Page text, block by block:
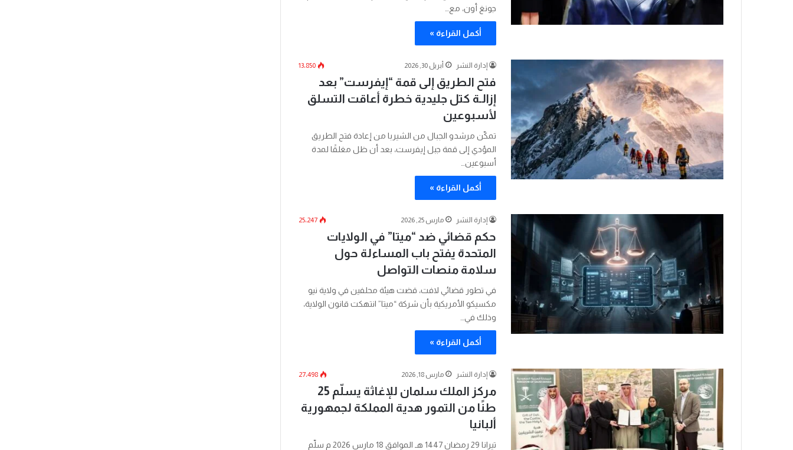
جونغ أون، مع…
أكمل القراءة »
إدارة النشر أبريل 30, 2026 13٬850
فتح الطريق إلى قمة “إيفرست” بعد
إزالـة كتل جليدية خطرة أعاقت التسلق
لأسبوعين
تمكّن مرشدو الجبال من الشيربا من إعادة فتح الطريق
المؤدي إلى قمة جبل إيفرست، بعد أن ظل مغلقًا لمدة
أسبوعين…
أكمل القراءة »
إدارة النشر مارس 25, 2026 25٬247
حكم قضائي ضد “ميتا” في الولايات
المتحدة يفتح باب المساءلة حول
سلامة منصات التواصل
في تطور قضائي لافت، قضت هيئة محلفين في ولاية نيو
مكسيكو الأمريكية بأن شركة “ميتا” انتهكت قانون الولاية،
وذلك في…
أكمل القراءة »
إدارة النشر مارس 18, 2026 27٬498
مركز الملك سلمان للإغاثة يسلّم 25
طنًا من التمور هدية المملكة لجمهورية
ألبانيا
تيرانا 29 رمضان 1447 هـ الموافق 18 مارس 2026 م سلّم